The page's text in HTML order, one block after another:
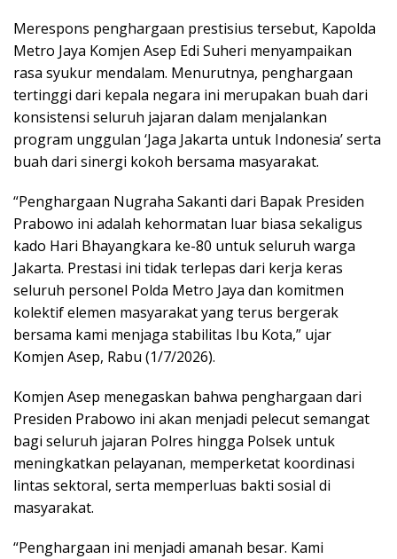
Merespons penghargaan prestisius tersebut, Kapolda
Metro Jaya Komjen Asep Edi Suheri menyampaikan
rasa syukur mendalam. Menurutnya, penghargaan
tertinggi dari kepala negara ini merupakan buah dari
konsistensi seluruh jajaran dalam menjalankan
program unggulan ‘Jaga Jakarta untuk Indonesia’ serta
buah dari sinergi kokoh bersama masyarakat.
“Penghargaan Nugraha Sakanti dari Bapak Presiden
Prabowo ini adalah kehormatan luar biasa sekaligus
kado Hari Bhayangkara ke-80 untuk seluruh warga
Jakarta. Prestasi ini tidak terlepas dari kerja keras
seluruh personel Polda Metro Jaya dan komitmen
kolektif elemen masyarakat yang terus bergerak
bersama kami menjaga stabilitas Ibu Kota,” ujar
Komjen Asep, Rabu (1/7/2026).
Komjen Asep menegaskan bahwa penghargaan dari
Presiden Prabowo ini akan menjadi pelecut semangat
bagi seluruh jajaran Polres hingga Polsek untuk
meningkatkan pelayanan, memperketat koordinasi
lintas sektoral, serta memperluas bakti sosial di
masyarakat.
“Penghargaan ini menjadi amanah besar. Kami